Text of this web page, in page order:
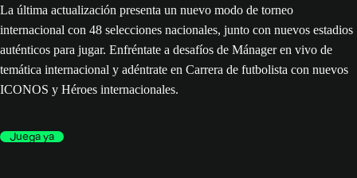
La última actualización presenta un nuevo modo de torneo
internacional con 48 selecciones nacionales, junto con nuevos estadios
auténticos para jugar. Enfréntate a desafíos de Mánager en vivo de
temática internacional y adéntrate en Carrera de futbolista con nuevos
ICONOS y Héroes internacionales.
Juega ya